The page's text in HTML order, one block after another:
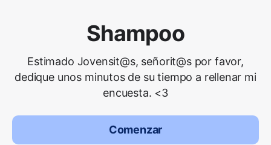
Shampoo
Estimado Jovensit@s, señorit@s por favor,
dedique unos minutos de su tiempo a rellenar mi
encuesta. <3
Comenzar